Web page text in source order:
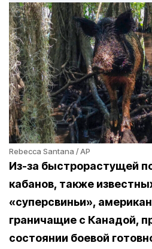
Rebecca Santana / AP
Из-за быстрорастущей
кабанов, также
«суперсвиньи»,
граничащие с Канадой,
состоянии боевой